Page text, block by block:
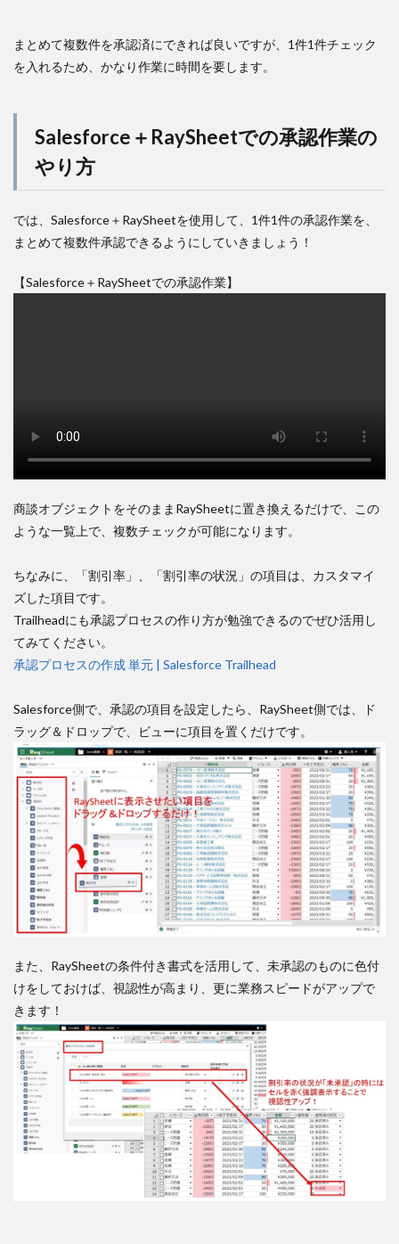
まとめて複数件を承認済にできれば良いですが、1件1件チェック
を入れるため、かなり作業に時間を要します。
Salesforce＋RaySheetでの承認作業の
やり方
では、Salesforce＋RaySheetを使用して、1件1件の承認作業を、
まとめて複数件承認できるようにしていきましょう！
【Salesforce＋RaySheetでの承認作業】
商談オブジェクトをそのままRaySheetに置き換えるだけで、この
ような一覧上で、複数チェックが可能になります。
ちなみに、「割引率」、「割引率の状況」の項目は、カスタマイ
ズした項目です。
Trailheadにも承認プロセスの作り方が勉強できるのでぜひ活用し
てみてください。
承認プロセスの作成 単元 | Salesforce Trailhead
Salesforce側で、承認の項目を設定したら、RaySheet側では、ド
ラッグ＆ドロップで、ビューに項目を置くだけです。
また、RaySheetの条件付き書式を活用して、未承認のものに色付
けをしておけば、視認性が高まり、更に業務スピードがアップで
きます！